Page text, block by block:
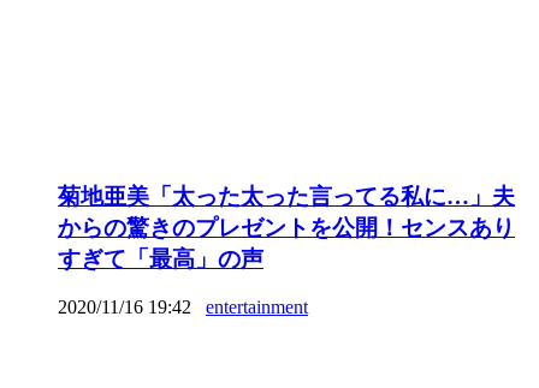
菊地亜美「太った太った言ってる私に…」夫
からの驚きのプレゼントを公開！センスあり
すぎて「最高」の声
2020/11/16 19:42 entertainment